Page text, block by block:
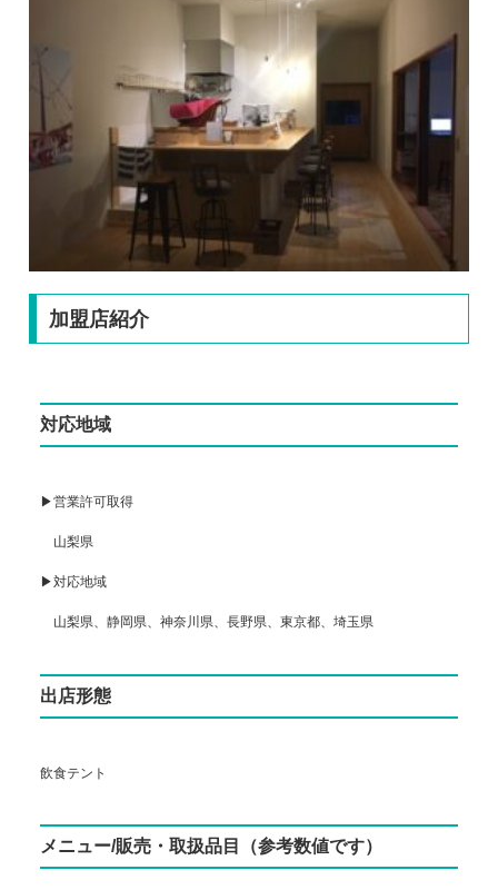
加盟店紹介
対応地域
▶営業許可取得
山梨県
▶対応地域
山梨県、静岡県、神奈川県、長野県、東京都、埼玉県
出店形態
飲食テント
メニュー/販売・取扱品目（参考数値です）